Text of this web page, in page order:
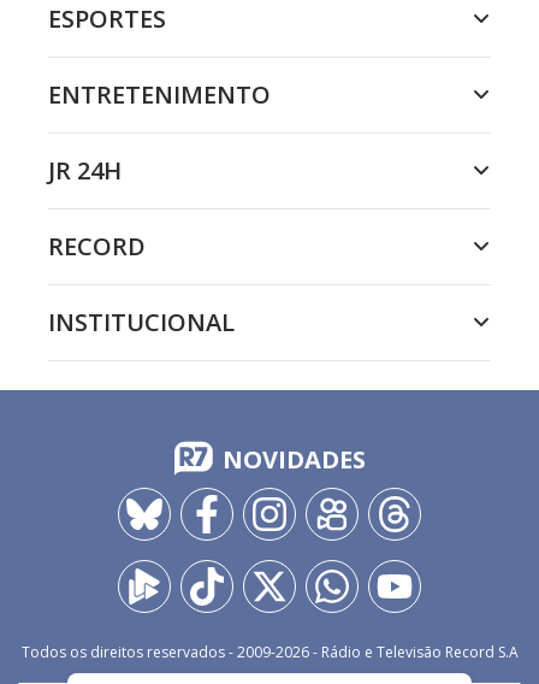
ESPORTES
ENTRETENIMENTO
JR 24H
RECORD
INSTITUCIONAL
NOVIDADES
Todos os direitos reservados - 2009-2026- Rádio e Televisão Record S.A